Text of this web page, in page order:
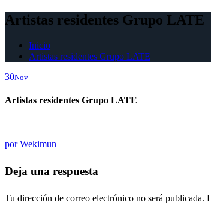
Artistas residentes Grupo LATE
Inicio
Artistas residentes Grupo LATE
30Nov
Artistas residentes Grupo LATE
porWekimun
Deja una respuesta
Tu dirección de correo electrónico no será publicada.